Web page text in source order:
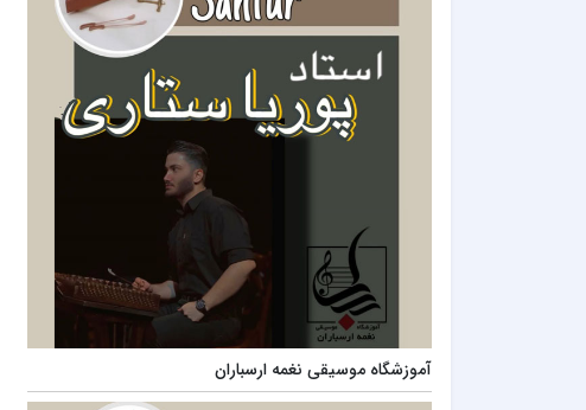
آموزشگاه موسیقی نغمه ارسباران